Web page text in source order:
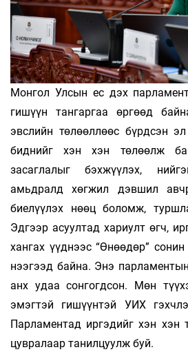
Монгол Улсын ес дэх
гишүүн тангаргаа өргөөд
эвслийн төлөөллөөс бүрдсэн
биднийг хэн хэн төлөөлж
засаглалыг бэхжүүлэх,
амьдралд хөгжил дэвшил
биелүүлэх нөөц боломж,
Эдгээр асуултад хариулт өгч,
хангах үүднээс “Өнөөдөр” сонин
нээгээд байна. Энэ
анх удаа сонгогдсон. Мөн
эмэгтэй гишүүнтэй УИХ
Парламентад иргэдийг хэн хэн
цувралаар танилцуулж буй.